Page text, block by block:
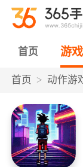
首页 游戏
首页 动作游